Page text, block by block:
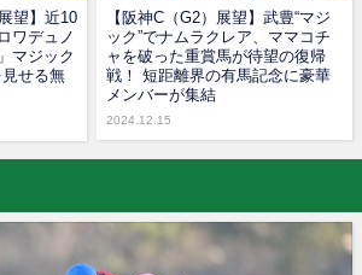
望】近10
ワデュノ
マジック
せる無
【阪神C（G2）展望】武豊“マジ
ック”でナムラクレア、ママコチ
ャを破った重賞馬が待望の復帰
戦！ 短距離界の有馬記念に豪華
メンバーが集結
2024.12.15